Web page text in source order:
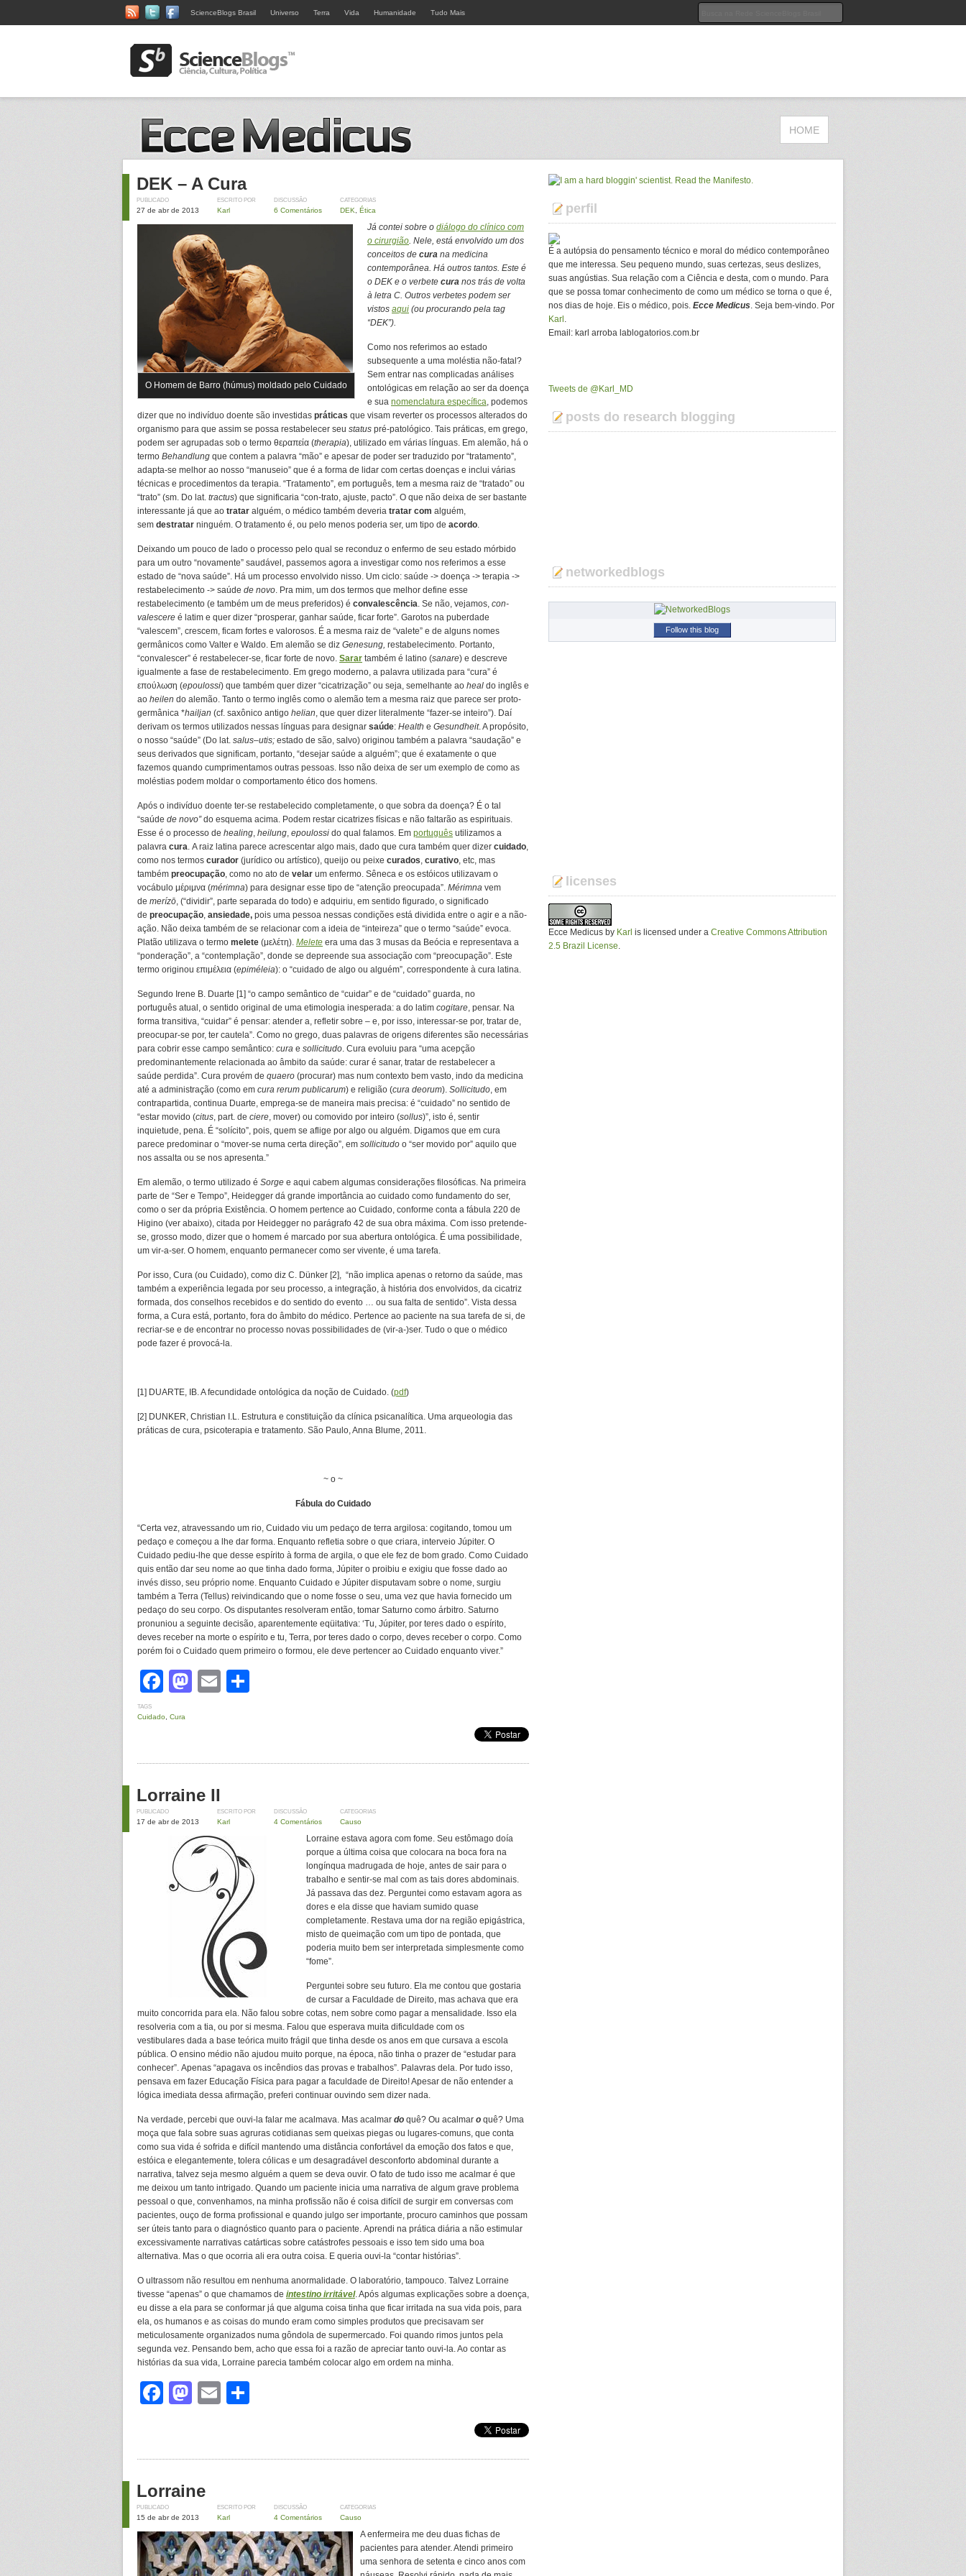
ScienceBlogs Brasil Universo Terra Vida Humanidade Tudo Mais
HOME
DEK – A Cura
PUBLICADO
27 de abr de 2013
ESCRITO POR
Karl
DISCUSSÃO
6 Comentários
CATEGORIAS
DEK Ética
O Homem de Barro (húmus) moldado pelo Cuidado
Já contei sobre o diálogo do clínico com
o cirurgião. Nele, está envolvido um dos
conceitos de cura na medicina
contemporânea. Há outros tantos. Este é
o DEK e o verbete cura nos trás de volta
à letra C. Outros verbetes podem ser
vistos aqui (ou procurando pela tag
“DEK”).
Como nos referimos ao estado
subsequente a uma moléstia não-fatal?
Sem entrar nas complicadas análises
ontológicas em relação ao ser da doença
e sua nomenclatura específica, podemos
dizer que no indivíduo doente são investidas práticas que visam reverter os processos alterados do
organismo para que assim se possa restabelecer seu status pré-patológico. Tais práticas, em grego,
podem ser agrupadas sob o termo θεραπεία (therapia), utilizado em várias línguas. Em alemão, há o
termo Behandlung que contem a palavra “mão” e apesar de poder ser traduzido por “tratamento”,
adapta-se melhor ao nosso “manuseio” que é a forma de lidar com certas doenças e inclui várias
técnicas e procedimentos da terapia. “Tratamento”, em português, tem a mesma raiz de “tratado” ou
“trato” (sm. Do lat. tractus) que significaria “con-trato, ajuste, pacto”. O que não deixa de ser bastante
interessante já que ao tratar alguém, o médico também deveria tratar com alguém,
sem destratar ninguém. O tratamento é, ou pelo menos poderia ser, um tipo de acordo.
Deixando um pouco de lado o processo pelo qual se reconduz o enfermo de seu estado mórbido
para um outro “novamente” saudável, passemos agora a investigar como nos referimos a esse
estado de “nova saúde”. Há um processo envolvido nisso. Um ciclo: saúde -> doença -> terapia ->
restabelecimento -> saúde de novo. Pra mim, um dos termos que melhor define esse
restabelecimento (e também um de meus preferidos) é convalescência. Se não, vejamos, con-
valescere é latim e quer dizer “prosperar, ganhar saúde, ficar forte”. Garotos na puberdade
“valescem”, crescem, ficam fortes e valorosos. É a mesma raiz de “valete” e de alguns nomes
germânicos como Valter e Waldo. Em alemão se diz Genesung, restabelecimento. Portanto,
“convalescer” é restabelecer-se, ficar forte de novo. Sarar também é latino (sanare) e descreve
igualmente a fase de restabelecimento. Em grego moderno, a palavra utilizada para “cura” é
επούλωση (epoulossi) que também quer dizer “cicatrização” ou seja, semelhante ao heal do inglês e
ao heilen do alemão. Tanto o termo inglês como o alemão tem a mesma raiz que parece ser proto-
germânica *hailjan (cf. saxônico antigo helian, que quer dizer literalmente “fazer-se inteiro”). Daí
derivam os termos utilizados nessas línguas para designar saúde: Health e Gesundheit. A propósito,
o nosso “saúde” (Do lat. salus–utis; estado de são, salvo) originou também a palavra “saudação” e
seus derivados que significam, portanto, “desejar saúde a alguém”; que é exatamente o que
fazemos quando cumprimentamos outras pessoas. Isso não deixa de ser um exemplo de como as
moléstias podem moldar o comportamento ético dos homens.
Após o indivíduo doente ter-se restabelecido completamente, o que sobra da doença? É o tal
“saúde de novo”do esquema acima. Podem restar cicatrizes físicas e não faltarão as espirituais.
Esse é o processo de healing, heilung, epoulossi do qual falamos. Em português utilizamos a
palavra cura. A raiz latina parece acrescentar algo mais, dado que cura também quer dizer cuidado,
como nos termos curador (jurídico ou artístico), queijo ou peixe curados, curativo, etc, mas
também preocupação, como no ato de velar um enfermo. Sêneca e os estóicos utilizavam o
vocábulo μέριμνα (mérimna) para designar esse tipo de “atenção preocupada”. Μérimna vem
de merízō, (“dividir”, parte separada do todo) e adquiriu, em sentido figurado, o significado
de preocupação, ansiedade, pois uma pessoa nessas condições está dividida entre o agir e a não-
ação. Não deixa também de se relacionar com a ideia de “inteireza” que o termo “saúde” evoca.
Platão utilizava o termo melete (μελέτη). Melete era uma das 3 musas da Beócia e representava a
“ponderação”, a “contemplação”, donde se depreende sua associação com “preocupação”. Este
termo originou επιμέλεια (epiméleia): o “cuidado de algo ou alguém”, correspondente à cura latina.
Segundo Irene B. Duarte [1] “o campo semântico de “cuidar” e de “cuidado” guarda, no
português atual, o sentido original de uma etimologia inesperada: a do latim cogitare, pensar. Na
forma transitiva, “cuidar” é pensar: atender a, refletir sobre – e, por isso, interessar-se por, tratar de,
preocupar-se por, ter cautela”. Como no grego, duas palavras de origens diferentes são necessárias
para cobrir esse campo semântico: cura e sollicitudo. Cura evoluiu para “uma acepção
predominantemente relacionada ao âmbito da saúde: curar é sanar, tratar de restabelecer a
saúde perdida”. Cura provém de quaero (procurar) mas num contexto bem vasto, indo da medicina
até a administração (como em cura rerum publicarum) e religião (cura deorum). Sollicitudo, em
contrapartida, continua Duarte, emprega-se de maneira mais precisa: é “cuidado” no sentido de
“estar movido (citus, part. de ciere, mover) ou comovido por inteiro (sollus)”, isto é, sentir
inquietude, pena. É “solícito”, pois, quem se aflige por algo ou alguém. Digamos que em cura
parece predominar o “mover-se numa certa direção”, em sollicitudo o “ser movido por” aquilo que
nos assalta ou se nos apresenta.”
Em alemão, o termo utilizado é Sorge e aqui cabem algumas considerações filosóficas. Na primeira
parte de “Ser e Tempo”, Heidegger dá grande importância ao cuidado como fundamento do ser,
como o ser da própria Existência. O homem pertence ao Cuidado, conforme conta a fábula 220 de
Higino (ver abaixo), citada por Heidegger no parágrafo 42 de sua obra máxima. Com isso pretende-
se, grosso modo, dizer que o homem é marcado por sua abertura ontológica. É uma possibilidade,
um vir-a-ser. O homem, enquanto permanecer como ser vivente, é uma tarefa.
Por isso, Cura (ou Cuidado), como diz C. Dünker [2], “não implica apenas o retorno da saúde, mas
também a experiência legada por seu processo, a integração, à história dos envolvidos, da cicatriz
formada, dos conselhos recebidos e do sentido do evento … ou sua falta de sentido”. Vista dessa
forma, a Cura está, portanto, fora do âmbito do médico. Pertence ao paciente na sua tarefa de si, de
recriar-se e de encontrar no processo novas possibilidades de (vir-a-)ser. Tudo o que o médico
pode fazer é provocá-la.
[1] DUARTE, IB. A fecundidade ontológica da noção de Cuidado. (pdf)
[2] DUNKER, Christian I.L. Estrutura e constituição da clínica psicanalítica. Uma arqueologia das
práticas de cura, psicoterapia e tratamento. São Paulo, Anna Blume, 2011.
~ o ~
Fábula do Cuidado
“Certa vez, atravessando um rio, Cuidado viu um pedaço de terra argilosa: cogitando, tomou um
pedaço e começou a lhe dar forma. Enquanto refletia sobre o que criara, interveio Júpiter. O
Cuidado pediu-lhe que desse espírito à forma de argila, o que ele fez de bom grado. Como Cuidado
quis então dar seu nome ao que tinha dado forma, Júpiter o proibiu e exigiu que fosse dado ao
invés disso, seu próprio nome. Enquanto Cuidado e Júpiter disputavam sobre o nome, surgiu
também a Terra (Tellus) reivindicando que o nome fosse o seu, uma vez que havia fornecido um
pedaço do seu corpo. Os disputantes resolveram então, tomar Saturno como árbitro. Saturno
pronuniou a seguinte decisão, aparentemente eqüitativa: ‘Tu, Júpiter, por teres dado o espírito,
deves receber na morte o espírito e tu, Terra, por teres dado o corpo, deves receber o corpo. Como
porém foi o Cuidado quem primeiro o formou, ele deve pertencer ao Cuidado enquanto viver.”
Facebook
Mastodon
Email
TAGS
Cuidado Cura
Lorraine II
PUBLICADO
17 de abr de 2013
ESCRITO POR
Karl
DISCUSSÃO
4 Comentários
CATEGORIAS
Causo
Lorraine estava agora com fome. Seu estômago doía
porque a última coisa que colocara na boca fora na
longínqua madrugada de hoje, antes de sair para o
trabalho e sentir-se mal com as tais dores abdominais.
Já passava das dez. Perguntei como estavam agora as
dores e ela disse que haviam sumido quase
completamente. Restava uma dor na região epigástrica,
misto de queimação com um tipo de pontada, que
poderia muito bem ser interpretada simplesmente como
“fome”.
Perguntei sobre seu futuro. Ela me contou que gostaria
de cursar a Faculdade de Direito, mas achava que era
muito concorrida para ela. Não falou sobre cotas, nem sobre como pagar a mensalidade. Isso ela
resolveria com a tia, ou por si mesma. Falou que esperava muita dificuldade com os
vestibulares dada a base teórica muito frágil que tinha desde os anos em que cursava a escola
pública. O ensino médio não ajudou muito porque, na época, não tinha o prazer de “estudar para
conhecer”. Apenas “apagava os incêndios das provas e trabalhos”. Palavras dela. Por tudo isso,
pensava em fazer Educação Física para pagar a faculdade de Direito! Apesar de não entender a
lógica imediata dessa afirmação, preferi continuar ouvindo sem dizer nada.
Na verdade, percebi que ouvi-la falar me acalmava. Mas acalmar do quê? Ou acalmar o quê? Uma
moça que fala sobre suas agruras cotidianas sem queixas piegas ou lugares-comuns, que conta
como sua vida é sofrida e difícil mantendo uma distância confortável da emoção dos fatos e que,
estóica e elegantemente, tolera cólicas e um desagradável desconforto abdominal durante a
narrativa, talvez seja mesmo alguém a quem se deva ouvir. O fato de tudo isso me acalmar é que
me deixou um tanto intrigado. Quando um paciente inicia uma narrativa de algum grave problema
pessoal o que, convenhamos, na minha profissão não é coisa difícil de surgir em conversas com
pacientes, ouço de forma profissional e quando julgo ser importante, procuro caminhos que possam
ser úteis tanto para o diagnóstico quanto para o paciente. Aprendi na prática diária a não estimular
excessivamente narrativas catárticas sobre catástrofes pessoais e isso tem sido uma boa
alternativa. Mas o que ocorria ali era outra coisa. E queria ouvi-la “contar histórias”.
O ultrassom não resultou em nenhuma anormalidade. O laboratório, tampouco. Talvez Lorraine
tivesse “apenas” o que chamamos de intestino irritável. Após algumas explicações sobre a doença,
eu disse a ela para se conformar já que alguma coisa tinha que ficar irritada na sua vida pois, para
ela, os humanos e as coisas do mundo eram como simples produtos que precisavam ser
meticulosamente organizados numa gôndola de supermercado. Foi quando rimos juntos pela
segunda vez. Pensando bem, acho que essa foi a razão de apreciar tanto ouvi-la. Ao contar as
histórias da sua vida, Lorraine parecia também colocar algo em ordem na minha.
Facebook
Mastodon
Email
Lorraine
PUBLICADO
15 de abr de 2013
ESCRITO POR
Karl
DISCUSSÃO
4 Comentários
CATEGORIAS
Causo
A enfermeira me deu duas fichas de
pacientes para atender. Atendi primeiro
uma senhora de setenta e cinco anos com
perfil
É a autópsia do pensamento técnico e moral do médico contemporâneo
que me interessa. Seu pequeno mundo, suas certezas, seus deslizes,
suas angústias. Sua relação com a Ciência e desta, com o mundo. Para
que se possa tomar conhecimento de como um médico se torna o que é,
nos dias de hoje. Eis o médico, pois. Ecce Medicus. Seja bem-vindo. Por
Karl .
Email: karl arroba lablogatorios.com.br
Tweets de @Karl_MD
posts do research blogging
networkedblogs
Follow this blog
licenses
Ecce Medicus by Karl is licensed under a Creative Commons Attribution
2.5 Brazil License.